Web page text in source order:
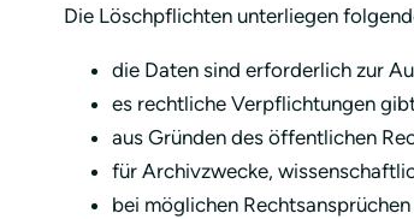
Die Löschpflichten unterliegen
die Daten sind erforderlich zur
es rechtliche Verpflichtungen
aus Gründen des öffentlichen
für Archivzwecke,
bei möglichen